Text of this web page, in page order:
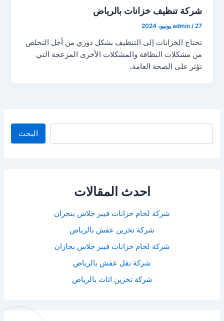
شركة تنظيف خزانات بالرياض
admin /27 يونيو، 2024
تحتاج الخزانات إلى التنظيف بشكل دوري من أجل التخلص
من مشكلات النظافة والمشكلات الأخرى المزعجة التي
تؤثر على الصحة العامة،
البحث
احدث المقالات
شركة لحام خزانات فيبر جلاس بنجران
شركة تخزين عفش بالرياض
شركة لحام خزانات فيبر جلاس بجازان
شركة نقل عفش بالرياض
شركة تخزين اثاث بالرياض